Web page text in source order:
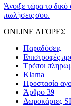
Άνοιξε τώρα το
πωλήσεις σου.
ONLINE ΑΓΟΡΕΣ
Παραδόσεις
Επιστροφές
Τρόποι
Klarna
Προστασία
Άρθρο 39
Δωροκάρτες